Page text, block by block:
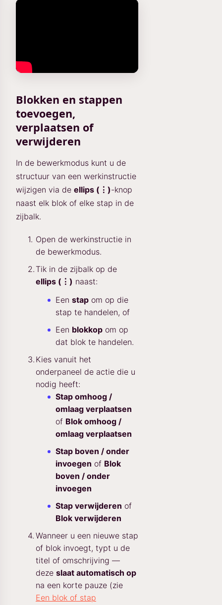
Blokken en stappen
toevoegen,
verplaatsen of
verwijderen
In de bewerkmodus kunt u de
structuur van een werkinstructie
wijzigen via de ellips (⋮)-knop
naast elk blok of elke stap in de
zijbalk.
Open de werkinstructie in
de bewerkmodus.
Tik in de zijbalk op de
ellips (⋮) naast:
Een stap om op die
stap te handelen, of
Een blokkop om op
dat blok te handelen.
Kies vanuit het
onderpaneel de actie die u
nodig heeft:
Stap omhoog /
omlaag verplaatsen
of Blok omhoog /
omlaag verplaatsen
Stap boven / onder
invoegen of Blok
boven / onder
invoegen
Stap verwijderen of
Blok verwijderen
Wanneer u een nieuwe stap
of blok invoegt, typt u de
titel of omschrijving —
deze slaat automatisch op
na een korte pauze (zie
Een blok of stap